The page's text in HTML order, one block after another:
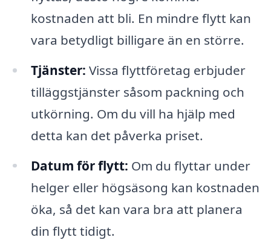
kostnaden att bli. En mindre flytt kan
vara betydligt billigare än en större.
Tjänster: Vissa flyttföretag erbjuder
tilläggstjänster såsom packning och
utkörning. Om du vill ha hjälp med
detta kan det påverka priset.
Datum för flytt: Om du flyttar under
helger eller högsäsong kan kostnaden
öka, så det kan vara bra att planera
din flytt tidigt.